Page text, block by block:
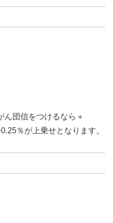
ん団信をつけるなら＋
％が上乗せとなります。